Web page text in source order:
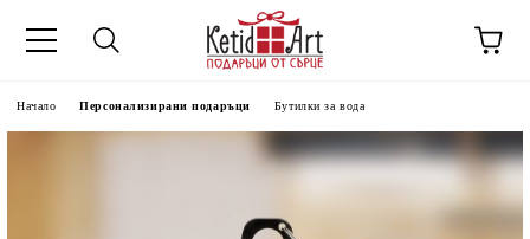
Начало Персонализирани подаръци Бутилки за вода